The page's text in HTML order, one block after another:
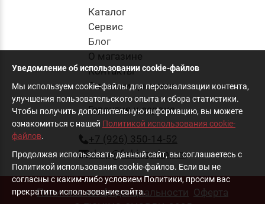
Каталог
Cервис
Блог
О магазине
Контакты
Оплата и доставка
Гарантия и сервис
+7 (926) 350-14-52
shop@fishing-shop.ru
Политика конфиденциальности Оферта
Уведомление об использовании cookie-файлов
Мы используем cookie-файлы для персонализации контента,
улучшения пользовательского опыта и сбора статистики.
Чтобы получить дополнительную информацию, вы можете
ознакомиться с нашей Политикой использования cookie-
файлов.
Продолжая использовать данный сайт, вы соглашаетесь с
Политикой использования cookie-файлов. Если вы не
согласны с каким-либо условием Политики, просим вас
прекратить использование сайта.